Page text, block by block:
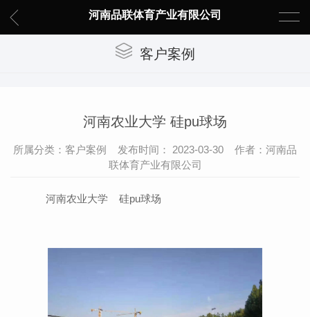
河南品联体育产业有限公司
客户案例
河南农业大学 硅pu球场
所属分类：客户案例 发布时间： 2023-03-30 作者：河南品
联体育产业有限公司
河南农业大学 硅pu球场